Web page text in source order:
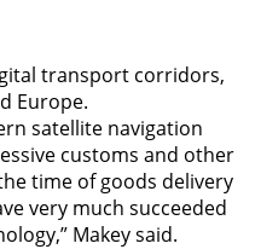
transport corridors,
Europe.
satellite navigation
customs and other
time of goods delivery
very much succeeded
Makey said.